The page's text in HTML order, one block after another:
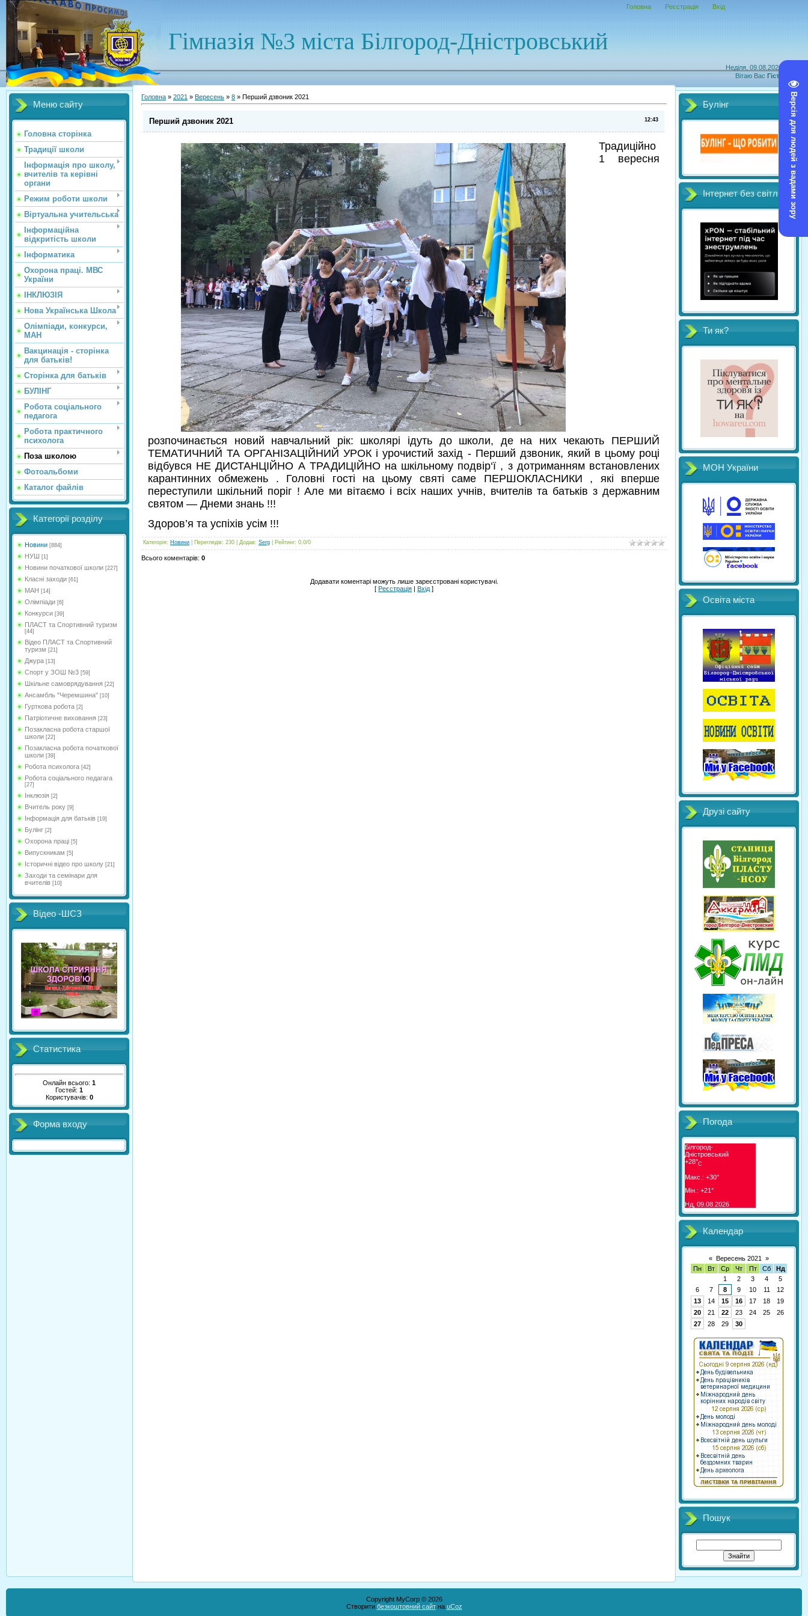
Версія для людей з вадами зору
Неділя, 09.08.2026, 13:34
Вітаю Вас Гість
Гімназія №3 міста Білгород-Дністровський
Головна Реєстрація Вхід
Меню сайту
Головна сторінка
Традиції школи
Інформація про школу,
вчителів та керівні
органи
Режим роботи школи
Віртуальна учительська
Інформаційна
відкритість школи
Інформатика
Охорона праці. МВС
України
ІНКЛЮЗІЯ
Нова Українська Школа
Олімпіади, конкурси,
МАН
Вакцинація - сторінка
для батьків!
Сторінка для батьків
БУЛІНГ
Робота соціального
педагога
Робота практичного
психолога
Поза школою
Фотоальбоми
Каталог файлів
Категорії розділу
Новини [884]
НУШ [1]
Новини початкової школи [227]
Класні заходи [61]
МАН [14]
Олімпіади [6]
Конкурси [39]
ПЛАСТ та Спортивний туризм
[44]
Відео ПЛАСТ та Спортивний
туризм [21]
Джура [13]
Спорт у ЗОШ №3 [59]
Шкільне самоврядування [22]
Ансамбль "Черемшина" [10]
Гурткова робота [2]
Патріотичне виховання [23]
Позакласна робота старшої
школи [22]
Позакласна робота початкової
школи [39]
Робота психолога [42]
Робота соціального педагага
[27]
Інклюзія [2]
Вчитель року [9]
Інформація для батьків [19]
Булінг [2]
Охорона праці [5]
Випускникам [5]
Історичні відео про школу [21]
Заходи та семінари для
вчителів [10]
Відео -ШСЗ
Статистика
Онлайн всього: 1
Гостей: 1
Користувачів: 0
Форма входу
Головна » 2021 » Вересень » 8 » Перший дзвоник 2021
12:43
Перший дзвоник 2021
Традиційно
1 вересня
розпочинається новий навчальний рік: школярі ідуть до школи, де на них чекають ПЕРШИЙ
ТЕМАТИЧНИЙ ТА ОРГАНІЗАЦІЙНИЙ УРОК і урочистий захід - Перший дзвоник, який в цьому році
відбувся НЕ ДИСТАНЦІЙНО А ТРАДИЦІЙНО на шкільному подвір‘ї , з дотриманням встановлених
карантинних обмежень . Головні гості на цьому святі саме ПЕРШОКЛАСНИКИ , які вперше
переступили шкільний поріг ! Але ми вітаємо і всіх наших учнів, вчителів та батьків з державним
святом — Днеми знань !!!
Здоров’я та успіхів усім !!!
Категорія: Новини Переглядів: 230 | Додав: Serg Рейтинг: 0.0/0
Всього коментарів: 0
Додавати коментарі можуть лише зареєстровані користувачі.
[ Реєстрація | Вхід ]
Булінг
Інтернет без світл
Ти як?
МОН України
Освіта міста
Друзі сайту
Погода
Білгород-
Дністровський
+28°C
Макс.: +30°
Мін.: +21°
Нд, 09.08.2026
Календар
« Вересень 2021
»
Пн
Вт Ср Чт Пт Сб
Нд
1
2 3 4
5
6
7 8 9 10 11
12
13
14 15 16 17 18
19
20
21 22 23 24 25
26
27
28 29 30
Пошук
Copyright MyCorp © 2026
Створити безкоштовний сайтна uCoz